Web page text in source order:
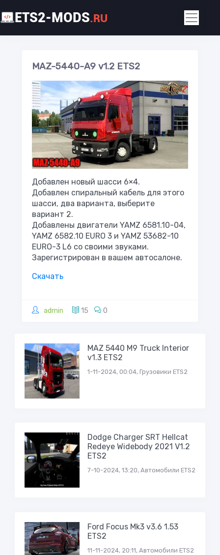
ETS2-MODS.RU
MAZ-5440-A9 v1.2 ETS2
Добавлен новый шасси 6×4.
Добавлен спиральный кабель для этого
шасси, два варианта, выберите
вариант 2.
Добавлены двигатели YAMZ 6581.10-04,
YAMZ 6582.10 EURO 3 и YAMZ 53682-10
EURO-3 L6 со своими звуками.
Зарегистрирован в вашем автосалоне.
Скачать
admin 15 0
MAZ 5440 М9 Truck Interior
v1.3 ETS2
1-11-2024, 00:04, Грузовики ETS2
Dodge Charger SRT Hellcat
Redeye Widebody 2021 V1.2
ETS2
7-10-2024, 13:20, Автомобили ETS2
Ford Focus Mk3 v3.6 1.53
ETS2
11-11-2024, 20:11, Автомобили ETS2